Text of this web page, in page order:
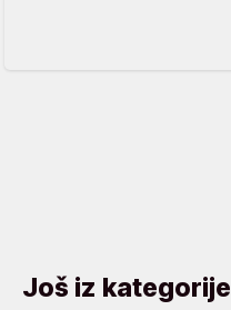
Još iz kategorije